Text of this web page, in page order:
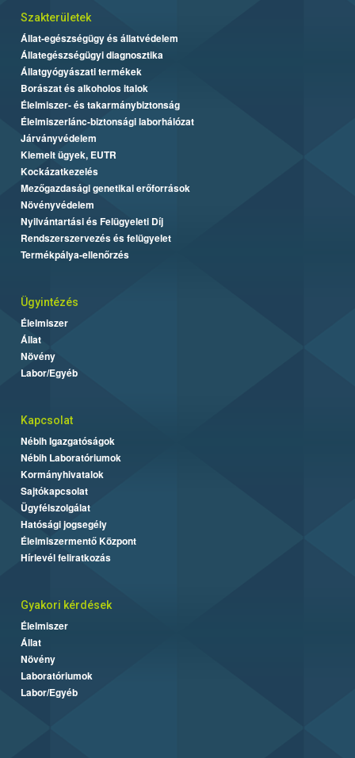
Szakterületek
Állat-egészségügy és állatvédelem
Állategészségügyi diagnosztika
Állatgyógyászati termékek
Borászat és alkoholos italok
Élelmiszer- és takarmánybiztonság
Élelmiszerlánc-biztonsági laborhálózat
Járványvédelem
Kiemelt ügyek, EUTR
Kockázatkezelés
Mezőgazdasági genetikai erőforrások
Növényvédelem
Nyilvántartási és Felügyeleti Díj
Rendszerszervezés és felügyelet
Termékpálya-ellenőrzés
Ügyintézés
Élelmiszer
Állat
Növény
Labor/Egyéb
Kapcsolat
Nébih Igazgatóságok
Nébih Laboratóriumok
Kormányhivatalok
Sajtókapcsolat
Ügyfélszolgálat
Hatósági jogsegély
Élelmiszermentő Központ
Hírlevél feliratkozás
Gyakori kérdések
Élelmiszer
Állat
Növény
Laboratóriumok
Labor/Egyéb